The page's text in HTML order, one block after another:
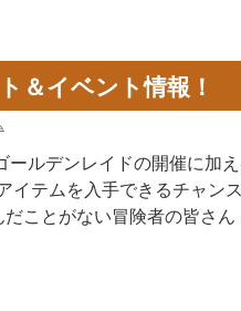
＆イベント情報！
ルデンレイドの開催に加
イテムを入手できるチャン
ことがない冒険者の皆さ